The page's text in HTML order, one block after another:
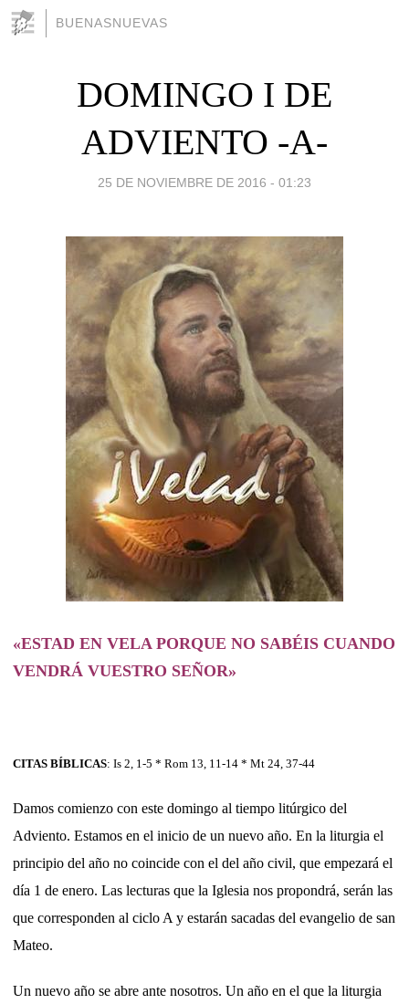
BUENASNUEVAS
DOMINGO I DE
ADVIENTO -A-
25 DE NOVIEMBRE DE 2016 - 01:23
«ESTAD EN VELA PORQUE NO SABÉIS CUANDO
VENDRÁ VUESTRO SEÑOR»
CITAS BÍBLICAS: Is 2, 1-5 * Rom 13, 11-14 * Mt 24, 37-44
Damos comienzo con este domingo al tiempo litúrgico del
Adviento. Estamos en el inicio de un nuevo año. En la liturgia el
principio del año no coincide con el del año civil, que empezará el
día 1 de enero. Las lecturas que la Iglesia nos propondrá, serán las
que corresponden al ciclo A y estarán sacadas del evangelio de san
Mateo.
Un nuevo año se abre ante nosotros. Un año en el que la liturgia